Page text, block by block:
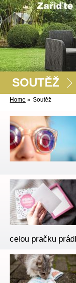
SOUTĚŽ
Home » Soutěž
celou pračku